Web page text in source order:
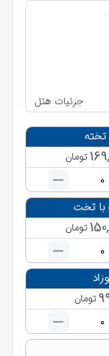
جزئیات هتل
تومان
0
تخت
تومان
0
تومان
0